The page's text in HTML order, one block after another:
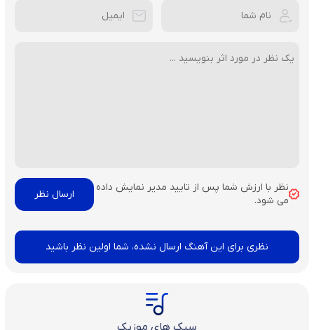
نظر با ارزش شما پس از تایید مدیر نمایش داده
می شود.
نظری برای این آهنگ ارسال نشده، شما اولین نظر باشید
سبک های موزیک